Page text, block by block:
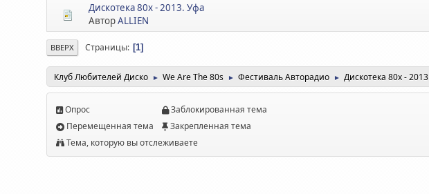
Дискотека 80х - 2013. Уфа
АвторALLIEN
ВВЕРХ Страницы 1
Клуб Любителей Диско ► We Are The 80s ► Фестиваль Авторадио ► Дискотека 80х - 2013
Опрос
Перемещенная тема
Заблокированная тема
Закрепленная тема
Тема, которую вы отслеживаете